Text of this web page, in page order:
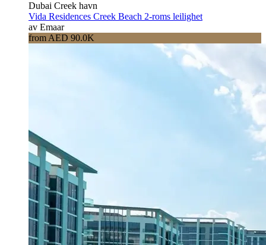
Dubai Creek havn
Vida Residences Creek Beach 2-roms leilighet
av Emaar
from AED 90.0K